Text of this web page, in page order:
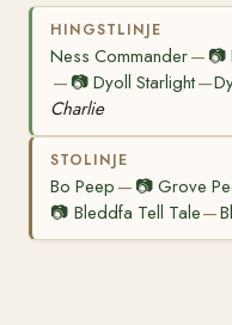
HINGSTLINJE
Ness Commander— 📷
— 📷Dyoll Starlight—
Charlie
STOLINJE
Bo Peep — 📷Grove
📷 Bleddfa Tell Tale—